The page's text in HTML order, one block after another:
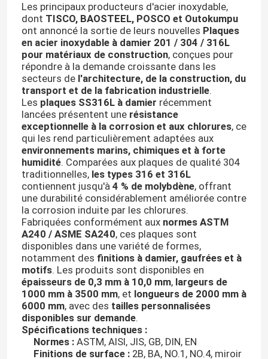
Les principaux producteurs d'acier inoxydable,
dont TISCO, BAOSTEEL, POSCO et Outokumpu
ont annoncé la sortie de leurs nouvelles Plaques
en acier inoxydable à damier 201 / 304 / 316L
pour matériaux de construction, conçues pour
répondre à la demande croissante dans les
secteurs de l'architecture, de la construction, du
transport et de la fabrication industrielle.
Les plaques SS316L à damier récemment
lancées présentent une résistance
exceptionnelle à la corrosion et aux chlorures, ce
qui les rend particulièrement adaptées aux
environnements marins, chimiques et à forte
humidité. Comparées aux plaques de qualité 304
traditionnelles, les types 316 et 316L
contiennent jusqu'à 4 % de molybdène, offrant
une durabilité considérablement améliorée contre
la corrosion induite par les chlorures.
Fabriquées conformément aux normes ASTM
A240 / ASME SA240, ces plaques sont
disponibles dans une variété de formes,
notamment des finitions à damier, gaufrées et à
motifs. Les produits sont disponibles en
épaisseurs de 0,3 mm à 10,0 mm, largeurs de
1000 mm à 3500 mm, et longueurs de 2000 mm à
6000 mm, avec des tailles personnalisées
disponibles sur demande.
Spécifications techniques :
Normes :ASTM, AISI, JIS, GB, DIN, EN
Finitions de surface :2B, BA, NO.1, NO.4, miroir